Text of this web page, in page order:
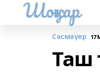
Шоңҡар
Сәсмәүер 17
Таш